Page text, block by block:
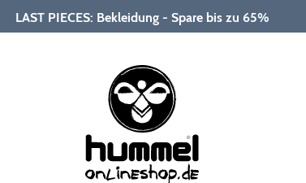
LAST PIECES: Bekleidung - Spare bis zu 65%